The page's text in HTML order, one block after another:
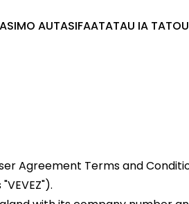
MO AUTASIFAATATAU IA TATOU